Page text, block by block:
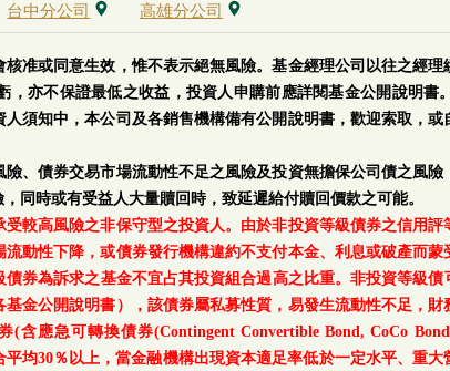
台中分公司 高雄分公司
准或同意生效，惟不表示絕無風險。基金經理公司以往之經
，亦不保證最低之收益，投資人申購前應詳閱基金公開說明書
須知中，本公司及各銷售機構備有公開說明書，歡迎索取，或
、債券交易市場流動性不足之風險及投資無擔保公司債之風
同時或有受益人大量贖回時，致延遲給付贖回價款之可能。
較高風險之非保守型之投資人。由於非投資等級債券之信用
動性下降，或債券發行機構違約不支付本金、利息或破產而
券為訴求之基金不宜占其投資組合過高之比重。非投資等級
金公開說明書），該債券屬私募性質，易發生流動性不足，
應急可轉換債券(Contingent Convertible Bond, CoCo
均30％以上，當金融機構出現資本適足率低於一定水平、重